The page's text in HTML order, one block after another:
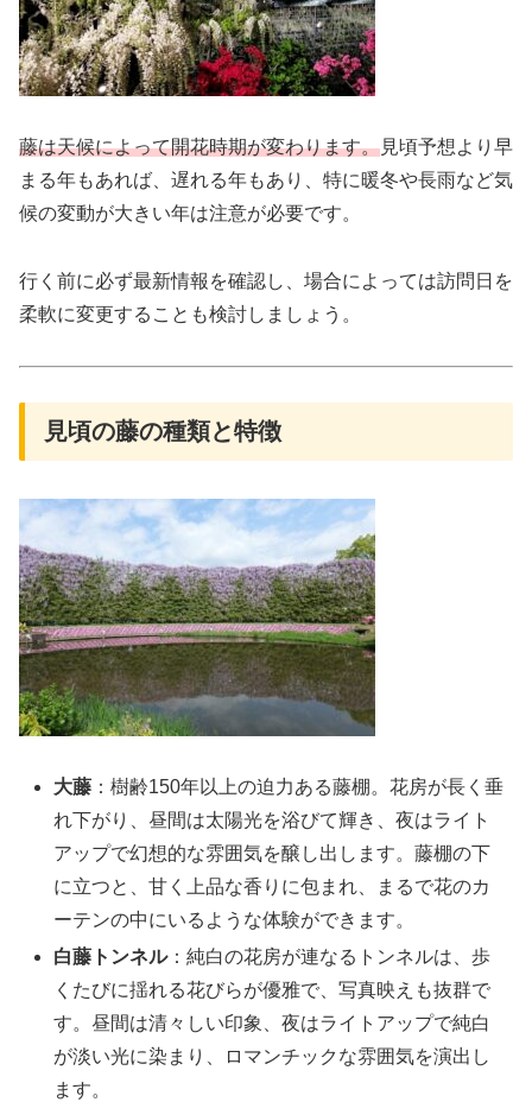
藤は天候によって開花時期が変わります。見頃予想より早
まる年もあれば、遅れる年もあり、特に暖冬や長雨など気
候の変動が大きい年は注意が必要です。
行く前に必ず最新情報を確認し、場合によっては訪問日を
柔軟に変更することも検討しましょう。
見頃の藤の種類と特徴
大藤 ：樹齢150年以上の迫力ある藤棚。花房が長く垂
れ下がり、昼間は太陽光を浴びて輝き、夜はライト
アップで幻想的な雰囲気を醸し出します。藤棚の下
に立つと、甘く上品な香りに包まれ、まるで花のカ
ーテンの中にいるような体験ができます。
白藤トンネル：純白の花房が連なるトンネルは、歩
くたびに揺れる花びらが優雅で、写真映えも抜群で
す。昼間は清々しい印象、夜はライトアップで純白
が淡い光に染まり、ロマンチックな雰囲気を演出し
ます。